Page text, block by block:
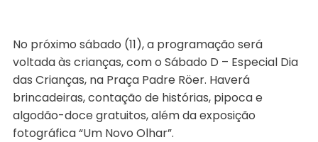
No próximo sábado (11), a programação será
voltada às crianças, com o Sábado D – Especial Dia
das Crianças, na Praça Padre Röer. Haverá
brincadeiras, contação de histórias, pipoca e
algodão-doce gratuitos, além da exposição
fotográfica “Um Novo Olhar”.